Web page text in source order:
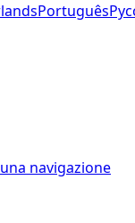
Português
navigazione